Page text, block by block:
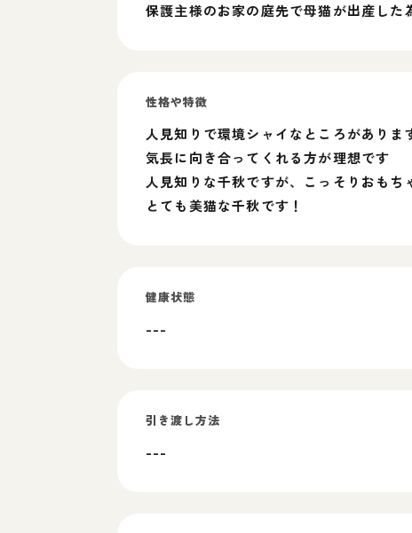
保護主様のお家の庭先で母猫が出産した
性格や特徴
人見知りで環境シャイなところがありま
気長に向き合ってくれる方が理想です
人見知りな千秋ですが、こっそりおもち
とても美猫な千秋です！
健康状態
---
引き渡し方法
---